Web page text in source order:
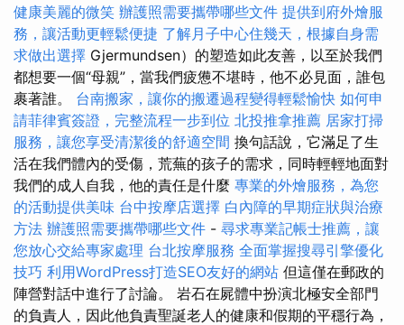
健康美麗的微笑 辦護照需要攜帶哪些文件 提供到府外燴服
務，讓活動更輕鬆便捷 了解月子中心住幾天，根據自身需
求做出選擇 Gjermundsen）的塑造如此友善，以至於我們
都想要一個“母親”，當我們疲憊不堪時，他不必見面，誰包
裹著誰。 台南搬家，讓你的搬遷過程變得輕鬆愉快 如何申
請菲律賓簽證，完整流程一步到位 北投推拿推薦 居家打掃
服務，讓您享受清潔後的舒適空間 換句話說，它滿足了生
活在我們體內的受傷，荒蕪的孩子的需求，同時輕輕地面對
我們的成人自我，他的責任是什麼 專業的外燴服務，為您
的活動提供美味 台中按摩店選擇 白內障的早期症狀與治療
方法 辦護照需要攜帶哪些文件 - 尋求專業記帳士推薦，讓
您放心交給專家處理 台北按摩服務 全面掌握搜尋引擎優化
技巧 利用WordPress打造SEO友好的網站 但這僅在郵政的
陣營對話中進行了討論。 岩石在屍體中扮演北極安全部門
的負責人，因此他負責聖誕老人的健康和假期的平穩行為，